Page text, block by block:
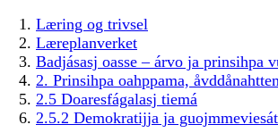
Læring og trivsel
Læreplanverket
Badjásasj oasse – árvo ja prinsihpa
2. Prinsihpa oahppama,
2.5 Doaresfágalasj tiemá
2.5.2 Demokratijja ja